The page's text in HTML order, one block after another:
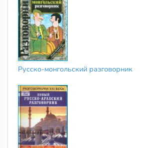
Русско-монгольский разговорник